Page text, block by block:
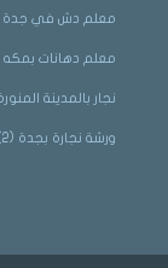
معلم دش في جدة
معلم دهانات بمكه
نجار بالمدينة
ورشة نجارة بجدة (2)